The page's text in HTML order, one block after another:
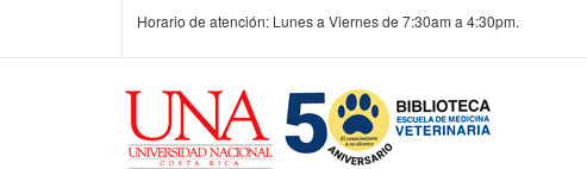
Horario de atención: Lunes a Viernes de 7:30am a 4:30pm.